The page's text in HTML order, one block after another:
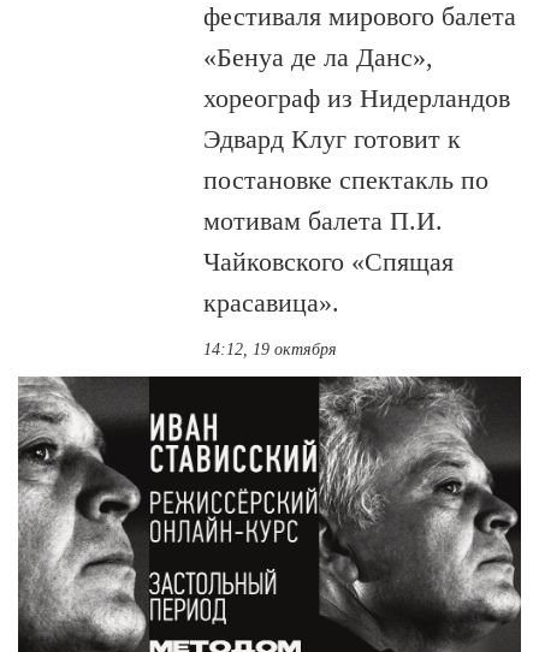
фестиваля мирового балета
«Бенуа де ла Данс»,
хореограф из Нидерландов
Эдвард Клуг готовит к
постановке спектакль по
мотивам балета П.И.
Чайковского «Спящая
красавица».
14:12, 19 октября